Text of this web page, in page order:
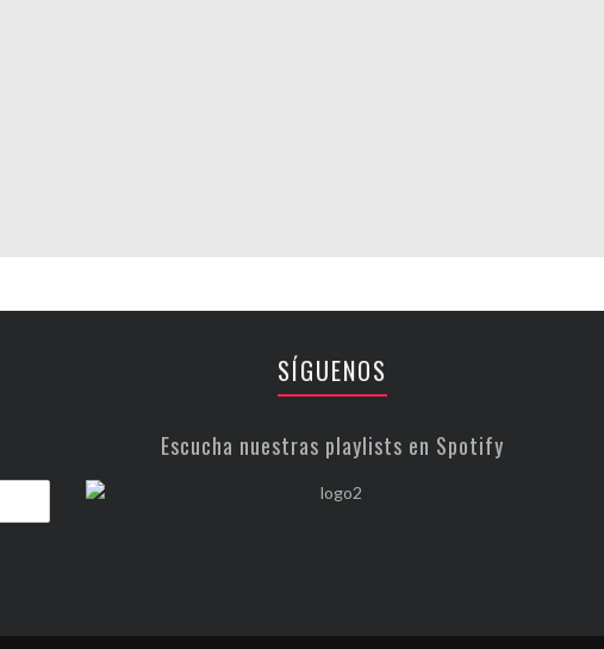
SÍGUENOS
Escucha nuestras playlists en Spotify